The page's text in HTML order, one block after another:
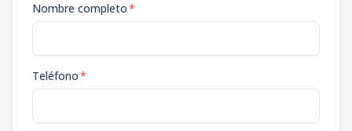
Nombre completo*
Teléfono*